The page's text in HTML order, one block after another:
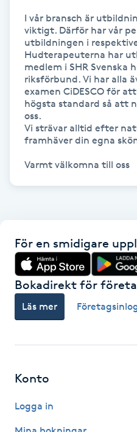
Ombre
Ombre brows
Ombre naglar
Optiker
Ortobionomi
Paraffinbehandling
Pensionärklippning
Permanent
I vår bransch är
viktigt. Därför har vår
utbildningen i
Hudterapeuterna har
medlem i SHR Svenska
riksförbund. Vi har alla
examen CiDESCO för
högsta standard så att
oss.
Vi strävar alltid efter
framhäver din egna
Varmt välkomna till oss
För en smidigare
Bokadirekt för
Läs mer
Konto
Logga in